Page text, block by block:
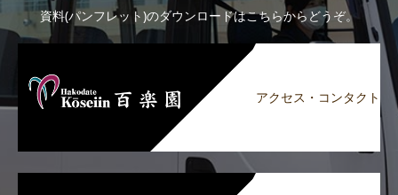
資料(パンフレット)のダウンロードはこちらからどうぞ。
アクセス・コンタクト